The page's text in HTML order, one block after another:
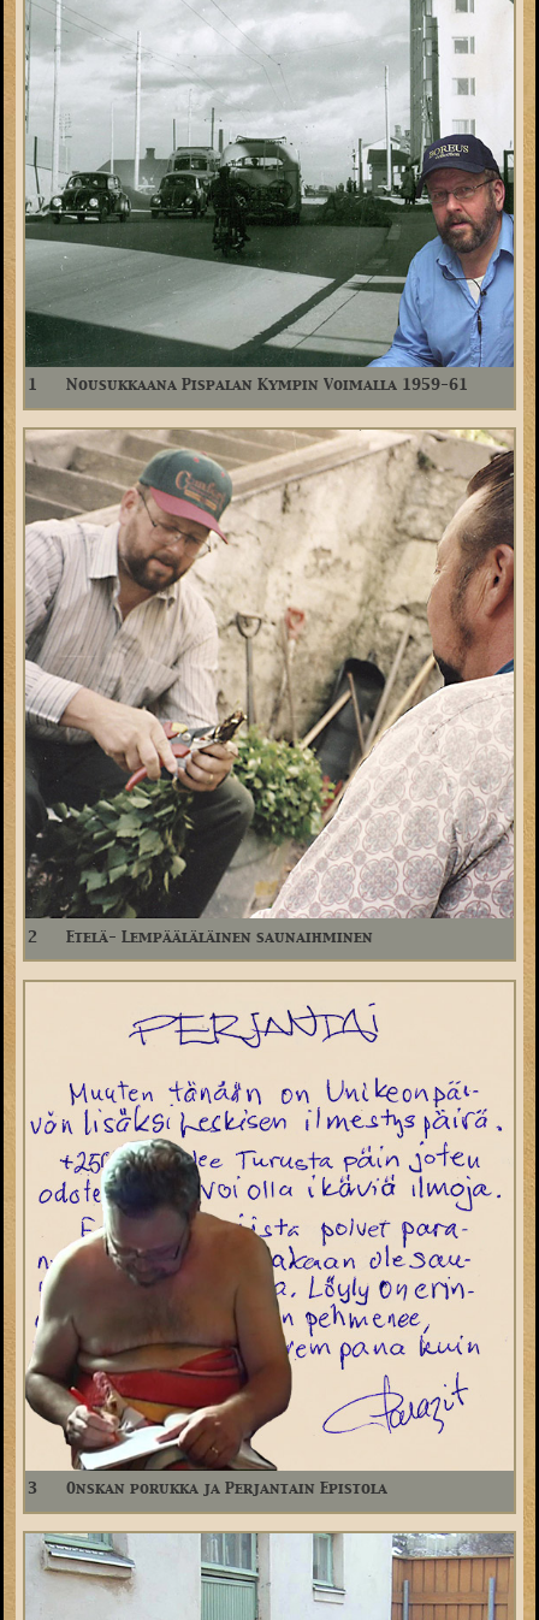
1 Nousukkaana Pispalan Kympin Voimalla 1959-61
2 Etelä- Lempääläläinen saunaihminen
3 Onskan porukka ja Perjantain Epistola